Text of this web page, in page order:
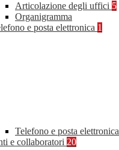
Articolazione degli uffici 5
Organigramma
e posta elettronica 1
Telefono e posta elettronica
e collaboratori 20